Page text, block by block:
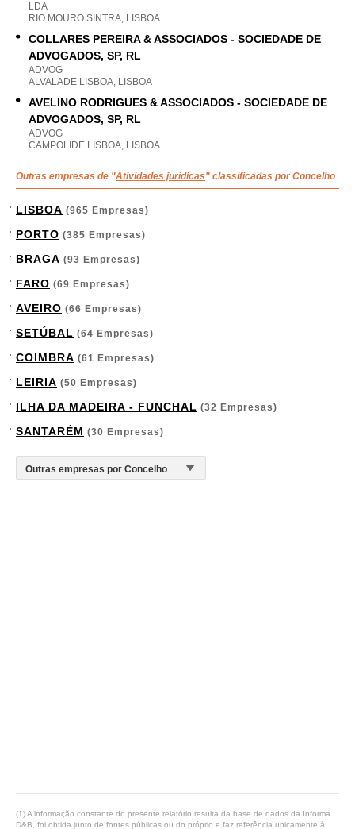
LDA
RIO MOURO SINTRA, LISBOA
COLLARES PEREIRA & ASSOCIADOS - SOCIEDADE DE
ADVOGADOS, SP, RL
ADVOG
ALVALADE LISBOA, LISBOA
AVELINO RODRIGUES & ASSOCIADOS - SOCIEDADE DE
ADVOGADOS, SP, RL
ADVOG
CAMPOLIDE LISBOA, LISBOA
Outras empresas de "Atividades jurídicas" classificadas por Concelho
LISBOA (965 Empresas)
PORTO (385 Empresas)
BRAGA (93 Empresas)
FARO (69 Empresas)
AVEIRO (66 Empresas)
SETÚBAL (64 Empresas)
COIMBRA (61 Empresas)
LEIRIA (50 Empresas)
ILHA DA MADEIRA - FUNCHAL (32 Empresas)
SANTARÉM (30 Empresas)
(1) A informação constante do presente relatório resulta da base de dados da Informa
D&B, foi obtida junto de fontes públicas ou do próprio e faz referência unicamente à